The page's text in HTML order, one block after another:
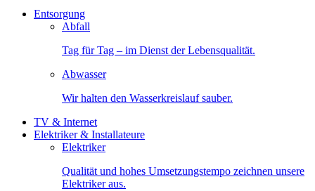
Entsorgung
Abfall
Tag für Tag – im Dienst der Lebensqualität.
Abwasser
Wir halten den Wasserkreislauf sauber.
TV & Internet
Elektriker & Installateure
Elektriker
Qualität und hohes Umsetzungstempo zeichnen unsere
Elektriker aus.